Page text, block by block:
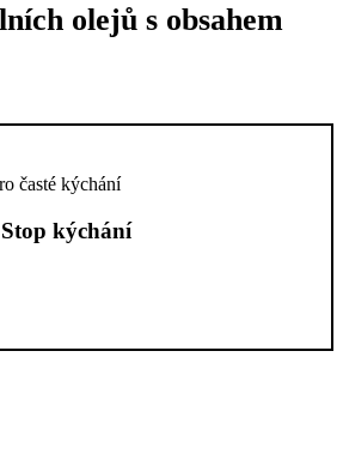
olejů s obsahem
kýchání